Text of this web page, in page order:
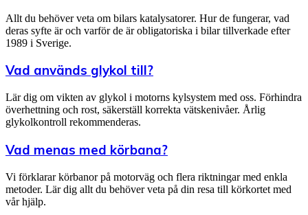
Allt du behöver veta om bilars katalysatorer. Hur de fungerar, vad
deras syfte är och varför de är obligatoriska i bilar tillverkade efter
1989 i Sverige.
Vad används glykol till?
Lär dig om vikten av glykol i motorns kylsystem med oss. Förhindra
överhettning och rost, säkerställ korrekta vätskenivåer. Årlig
glykolkontroll rekommenderas.
Vad menas med körbana?
Vi förklarar körbanor på motorväg och flera riktningar med enkla
metoder. Lär dig allt du behöver veta på din resa till körkortet med
vår hjälp.